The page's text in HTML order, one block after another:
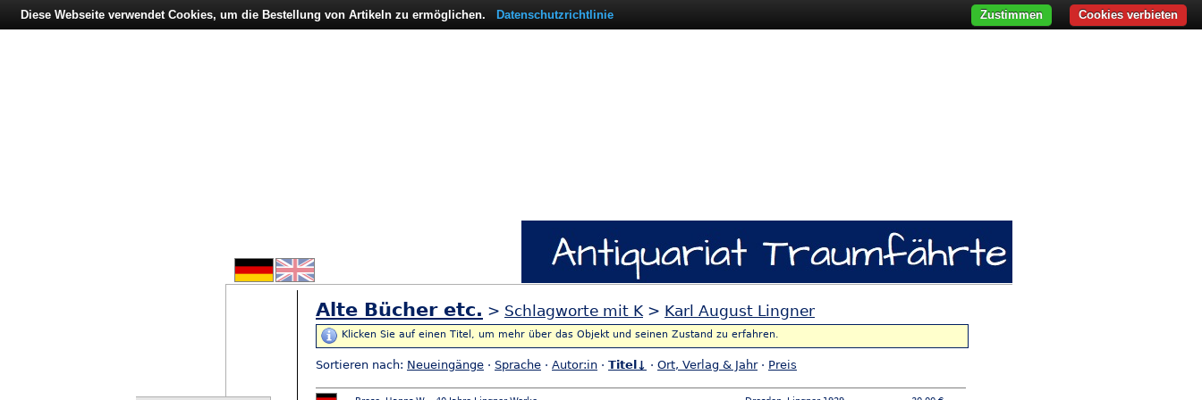
Alte Bücher etc. > Schlagworte mit K> Karl August Lingner
Klicken Sie auf einen Titel, um mehr über das Objekt und seinen Zustand zu erfahren.
Sortieren nach: Neueingänge · Sprache · Autor:in · Titel↓ · Ort, Verlag & Jahr· Preis
Diese Webseite verwendet Cookies, um die Bestellung von Artikeln zu ermöglichen. Datenschutzrichtlinie Cookies verbieten
Zustimmen